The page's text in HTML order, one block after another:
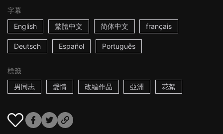
字幕
English
繁體中文 简体中文 français
Deutsch Español Português
標籤
男同志
愛情 改編作品 亞洲 花絮